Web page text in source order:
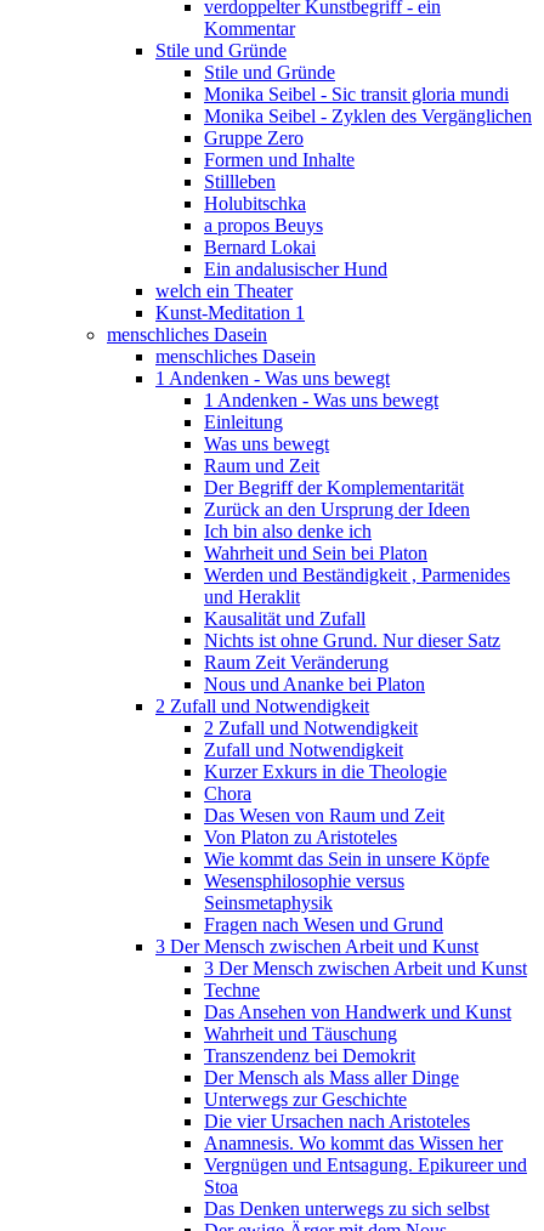
verdoppelter Kunstbegriff - ein
Kommentar
Stile und Gründe
Stile und Gründe
Monika Seibel - Sic transit gloria mundi
Monika Seibel - Zyklen des Vergänglichen
Gruppe Zero
Formen und Inhalte
Stillleben
Holubitschka
a propos Beuys
Bernard Lokai
Ein andalusischer Hund
welch ein Theater
Kunst-Meditation 1
menschliches Dasein
menschliches Dasein
1 Andenken - Was uns bewegt
1 Andenken - Was uns bewegt
Einleitung
Was uns bewegt
Raum und Zeit
Der Begriff der Komplementarität
Zurück an den Ursprung der Ideen
Ich bin also denke ich
Wahrheit und Sein bei Platon
Werden und Beständigkeit , Parmenides
und Heraklit
Kausalität und Zufall
Nichts ist ohne Grund. Nur dieser Satz
Raum Zeit Veränderung
Nous und Ananke bei Platon
2 Zufall und Notwendigkeit
2 Zufall und Notwendigkeit
Zufall und Notwendigkeit
Kurzer Exkurs in die Theologie
Chora
Das Wesen von Raum und Zeit
Von Platon zu Aristoteles
Wie kommt das Sein in unsere Köpfe
Wesensphilosophie versus
Seinsmetaphysik
Fragen nach Wesen und Grund
3 Der Mensch zwischen Arbeit und Kunst
3 Der Mensch zwischen Arbeit und Kunst
Techne
Das Ansehen von Handwerk und Kunst
Wahrheit und Täuschung
Transzendenz bei Demokrit
Der Mensch als Mass aller Dinge
Unterwegs zur Geschichte
Die vier Ursachen nach Aristoteles
Anamnesis. Wo kommt das Wissen her
Vergnügen und Entsagung. Epikureer und
Stoa
Das Denken unterwegs zu sich selbst